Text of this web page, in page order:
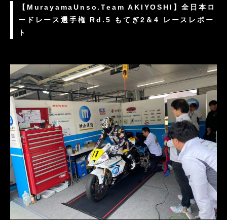
【MurayamaUnso.Team AKIYOSHI】全日本ロ
ードレース選手権 Rd.5 もてぎ2＆4 レースレポー
ト